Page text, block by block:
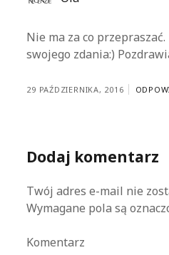
Nie ma za co
swojego zdania:)
29 PAŹDZIERNIKA, 2016
Dodaj komentarz
Twój adres e-mail nie
Wymagane pola są
Komentarz